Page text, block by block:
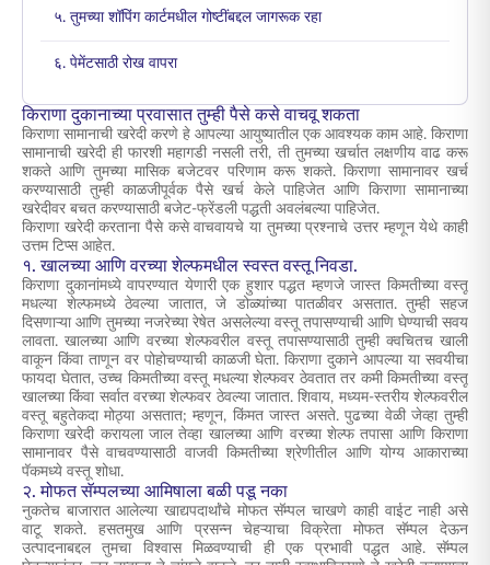
५. तुमच्या शॉपिंग कार्टमधील गोष्टींबद्दल जागरूक रहा
६. पेमेंटसाठी रोख वापरा
किराणा दुकानाच्या प्रवासात तुम्ही पैसे कसे वाचवू शकता
किराणा सामानाची खरेदी करणे हे आपल्या आयुष्यातील एक आवश्यक काम आहे. किराणा
सामानाची खरेदी ही फारशी महागडी नसली तरी, ती तुमच्या खर्चात लक्षणीय वाढ करू
शकते आणि तुमच्या मासिक बजेटवर परिणाम करू शकते. किराणा सामानावर खर्च
करण्यासाठी तुम्ही काळजीपूर्वक पैसे खर्च केले पाहिजेत आणि किराणा सामानाच्या
खरेदीवर बचत करण्यासाठी बजेट-फ्रेंडली पद्धती अवलंबल्या पाहिजेत.
किराणा खरेदी करताना पैसे कसे वाचवायचे या तुमच्या प्रश्नाचे उत्तर म्हणून येथे काही
उत्तम टिप्स आहेत.
१. खालच्या आणि वरच्या शेल्फमधील स्वस्त वस्तू निवडा.
किराणा दुकानांमध्ये वापरण्यात येणारी एक हुशार पद्धत म्हणजे जास्त किमतीच्या वस्तू
मधल्या शेल्फमध्ये ठेवल्या जातात, जे डोळ्यांच्या पातळीवर असतात. तुम्ही सहज
दिसणाऱ्या आणि तुमच्या नजरेच्या रेषेत असलेल्या वस्तू तपासण्याची आणि घेण्याची सवय
लावता. खालच्या आणि वरच्या शेल्फवरील वस्तू तपासण्यासाठी तुम्ही क्वचितच खाली
वाकून किंवा ताणून वर पोहोचण्याची काळजी घेता. किराणा दुकाने आपल्या या सवयीचा
फायदा घेतात, उच्च किमतीच्या वस्तू मधल्या शेल्फवर ठेवतात तर कमी किमतीच्या वस्तू
खालच्या किंवा सर्वात वरच्या शेल्फवर ठेवल्या जातात. शिवाय, मध्यम-स्तरीय शेल्फवरील
वस्तू बहुतेकदा मोठ्या असतात; म्हणून, किंमत जास्त असते. पुढच्या वेळी जेव्हा तुम्ही
किराणा खरेदी करायला जाल तेव्हा खालच्या आणि वरच्या शेल्फ तपासा आणि किराणा
सामानावर पैसे वाचवण्यासाठी वाजवी किमतीच्या श्रेणीतील आणि योग्य आकाराच्या
पॅकमध्ये वस्तू शोधा.
२. मोफत सॅम्पलच्या आमिषाला बळी पडू नका
नुकतेच बाजारात आलेल्या खाद्यपदार्थांचे मोफत सॅम्पल चाखणे काही वाईट नाही असे
वाटू शकते. हसतमुख आणि प्रसन्न चेहऱ्याचा विक्रेता मोफत सॅम्पल देऊन
उत्पादनाबद्दल तुमचा विश्वास मिळवण्याची ही एक प्रभावी पद्धत आहे. सॅम्पल